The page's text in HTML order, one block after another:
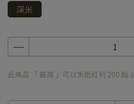
深米
此商品 「 最高 」可以折抵紅利 200 點